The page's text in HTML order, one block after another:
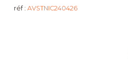
réf : AVSTNIC240426